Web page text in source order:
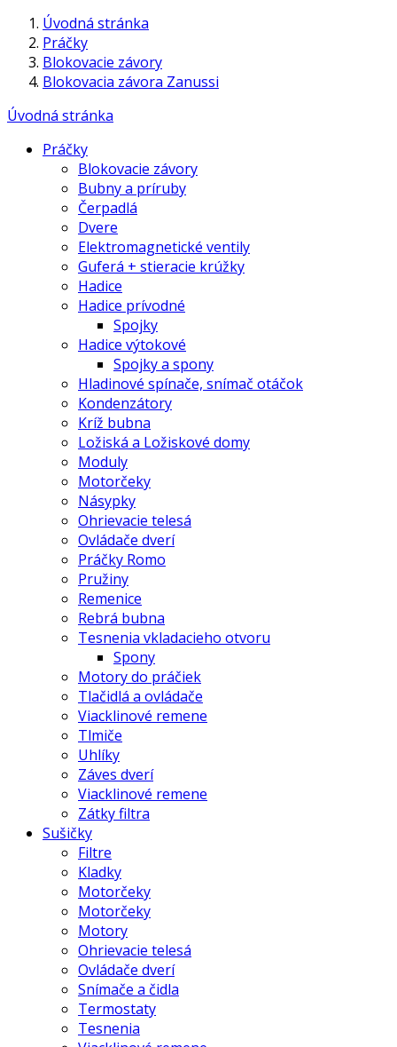
Úvodná stránka
Práčky
Blokovacie závory
Blokovacia závora Zanussi
Úvodná stránka
Práčky
Blokovacie závory
Bubny a príruby
Čerpadlá
Dvere
Elektromagnetické ventily
Guferá + stieracie krúžky
Hadice
Hadice prívodné
Spojky
Hadice výtokové
Spojky a spony
Hladinové spínače, snímač otáčok
Kondenzátory
Kríž bubna
Ložiská a Ložiskové domy
Moduly
Motorčeky
Násypky
Ohrievacie telesá
Ovládače dverí
Práčky Romo
Pružiny
Remenice
Rebrá bubna
Tesnenia vkladacieho otvoru
Spony
Motory do práčiek
Tlačidlá a ovládače
Viacklinové remene
Tlmiče
Uhlíky
Záves dverí
Viacklinové remene
Zátky filtra
Sušičky
Filtre
Kladky
Motorčeky
Motorčeky
Motory
Ohrievacie telesá
Ovládače dverí
Snímače a čidla
Termostaty
Tesnenia